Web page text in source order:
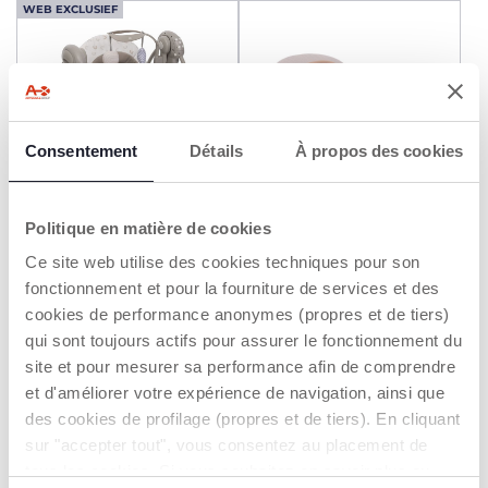
Consentement Détails À propos des cookies
Politique en matière de cookies
Ce site web utilise des cookies techniques pour son
fonctionnement et pour la fourniture de services et des
cookies de performance anonymes (propres et de tiers)
qui sont toujours actifs pour assurer le fonctionnement du
site et pour mesurer sa performance afin de comprendre
et d'améliorer votre expérience de navigation, ainsi que
des cookies de profilage (propres et de tiers). En cliquant
sur "accepter tout", vous consentez au placement de
WEB EXCLUSIEF
+ KLEUREN
Swing&Play schommel
€ 89,99
TOEVOEGEN
Magia wipstoel
€ 79,99